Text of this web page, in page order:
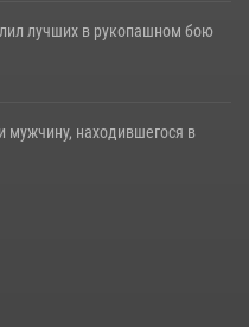
лучших в рукопашном бою
мужчину, находившегося в